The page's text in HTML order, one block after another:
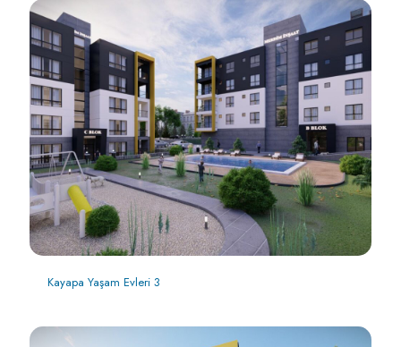
Kayapa Yaşam Evleri 3